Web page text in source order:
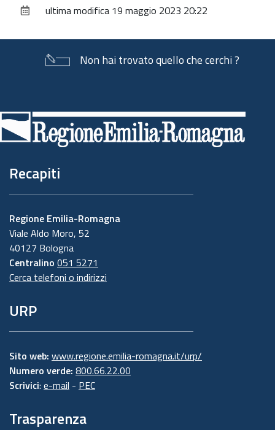
documentoultima modifica 19 maggio 2023 20:22
Non hai trovato quello che cerchi ?
di
pagina
Recapiti
Regione Emilia-Romagna
Viale Aldo Moro, 52
40127 Bologna
Centralino 051 5271
Cerca telefoni o indirizzi
URP
Sito web: www.regione.emilia-romagna.it/urp/
Numero verde: 800.66.22.00
Scrivici: e-mail - PEC
Trasparenza